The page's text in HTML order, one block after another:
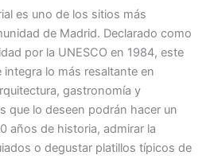
es uno de los sitios más
de Madrid. Declarado como
por la UNESCO en 1984, este
integra lo más resaltante en
gastronomía y
que lo deseen podrán hacer un
años de historia, admirar la
o degustar platillos típicos de